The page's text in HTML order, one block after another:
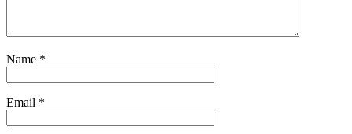
Name *
Email *